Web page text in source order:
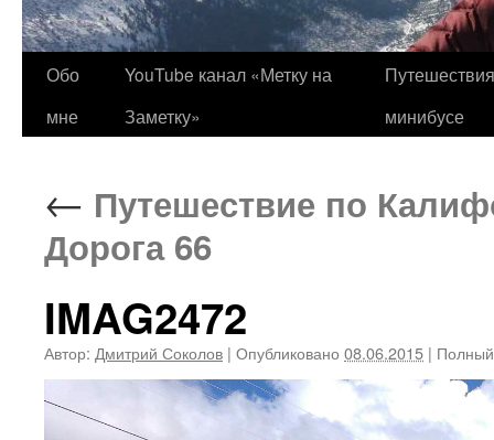
Обо
мне
YouTube канал «Метку на
Заметку»
минибусе
← Путешествие по
Дорога 66
IMAG2472
Автор: Дмитрий Соколов | Опубликовано 08.06.2015 |